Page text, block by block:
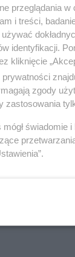
za
przeglądania
i treści,
identyfikacji.
kliknięcie
zgody
zastosowania